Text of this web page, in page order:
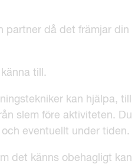
partner då det främjar din
till.
kan hjälpa, till
slem före aktiviteten. Du
eventuellt under tiden.
det känns obehagligt kan